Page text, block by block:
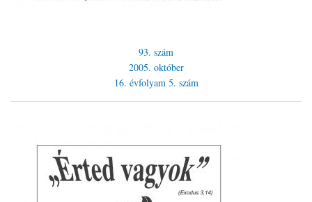
93. szám
2005. október
16. évfolyam 5. szám